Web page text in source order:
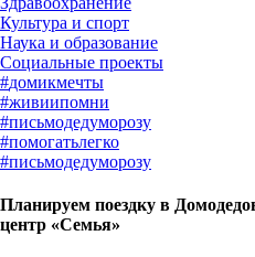
#домикмечты
#живиипомни
#письмодедуморозу
#помогатьлегко
#письмодедуморозу
Планируем поездку в
центр «Семья»